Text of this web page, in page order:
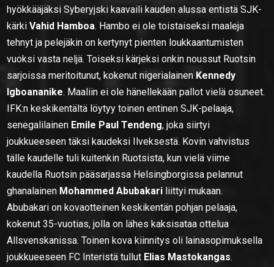
hyökkääjäksi Syberyjski kaavaili kauden alussa entistä SJK-
kärkiVahid Hamboa. Hambo ei ole toistaiseksi maaleja
tehnyt ja pelejäkin on kertynyt pienten loukkaantumisten
vuoksi vasta neljä. Toiseksi kärjeksi onkin noussut Ruotsin
sarjoissa meritoitunut, kokenut nigerialainen Kennedy
Igboananike. Maaliin ei ole hänellekään pallot vielä osuneet.
IFK:n keskikentältä löytyy toinen entinen SJK-pelaaja,
senegalilainen Emile Paul Tendeng, joka siirtyi
joukkueeseen täksi kaudeksi Ilveksestä. Kovin vahvistus
tälle kaudelle tuli kuitenkin Ruotsista, kun vielä viime
kaudella Ruotsin pääsarjassa Helsingborgissa pelannut
ghanalainen Mohammed Abubakari liittyi mukaan.
Abubakari on kovaotteinen keskikentän pohjan pelaaja,
kokenut 35-vuotias, jolla on lähes kaksisataa ottelua
Allsvenskanissa. Toinen kova kiinnitys oli lainasopimuksella
joukkueeseen FC Interistä tullut Elias Mastokangas.